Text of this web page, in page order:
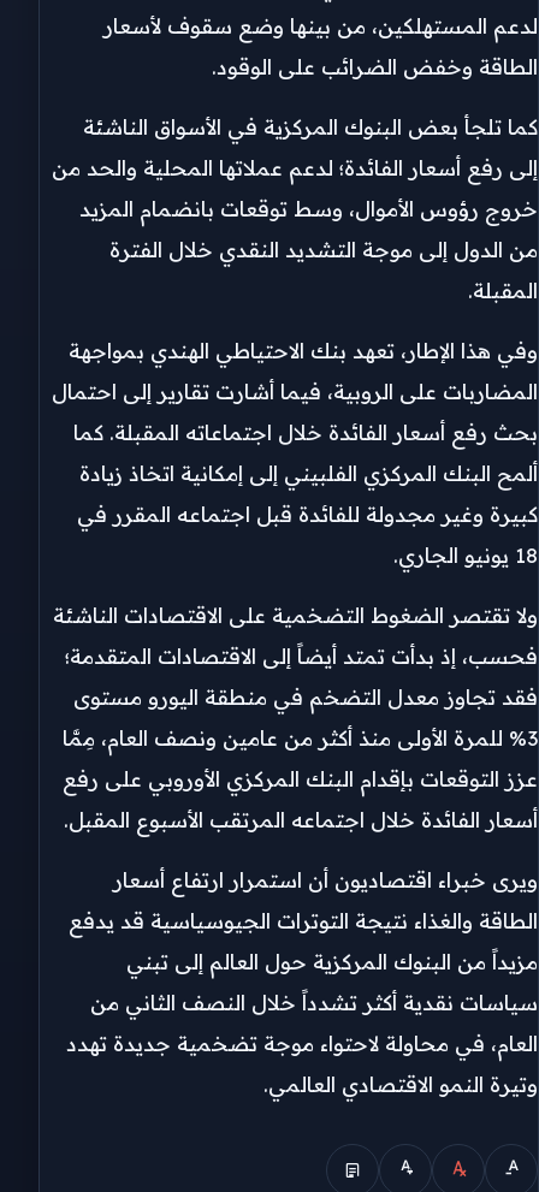
لدعم المستهلكين، من بينها وضع سقوف لأسعار
الطاقة وخفض الضرائب على الوقود.
كما تلجأ بعض البنوك المركزية في الأسواق الناشئة
إلى رفع أسعار الفائدة؛ لدعم عملاتها المحلية والحد من
خروج رؤوس الأموال، وسط توقعات بانضمام المزيد
من الدول إلى موجة التشديد النقدي خلال الفترة
المقبلة.
وفي هذا الإطار، تعهد بنك الاحتياطي الهندي بمواجهة
المضاربات على الروبية، فيما أشارت تقارير إلى احتمال
بحث رفع أسعار الفائدة خلال اجتماعاته المقبلة. كما
ألمح البنك المركزي الفلبيني إلى إمكانية اتخاذ زيادة
كبيرة وغير مجدولة للفائدة قبل اجتماعه المقرر في
18 يونيو الجاري.
ولا تقتصر الضغوط التضخمية على الاقتصادات الناشئة
فحسب، إذ بدأت تمتد أيضاً إلى الاقتصادات المتقدمة؛
فقد تجاوز معدل التضخم في منطقة اليورو مستوى
3% للمرة الأولى منذ أكثر من عامين ونصف العام، مِمَّا
عزز التوقعات بإقدام البنك المركزي الأوروبي على رفع
أسعار الفائدة خلال اجتماعه المرتقب الأسبوع المقبل.
ويرى خبراء اقتصاديون أن استمرار ارتفاع أسعار
الطاقة والغذاء نتيجة التوترات الجيوسياسية قد يدفع
مزيداً من البنوك المركزية حول العالم إلى تبني
سياسات نقدية أكثر تشدداً خلال النصف الثاني من
العام، في محاولة لاحتواء موجة تضخمية جديدة تهدد
وتيرة النمو الاقتصادي العالمي.